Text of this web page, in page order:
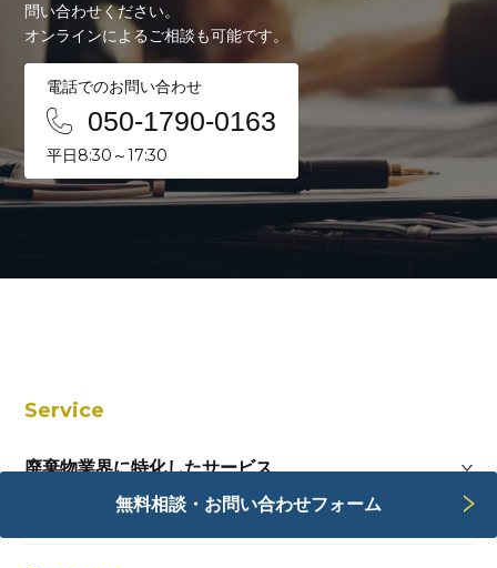
問い合わせください。
オンラインによるご相談も可能です。
電話でのお問い合わせ
050-1790-0163
平日8:30～17:30
無料相談・お問い合わせフォーム
Service
廃棄物業界に特化したサービス
Webサービス